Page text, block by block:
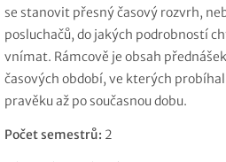
se stanovit přesný časový rozvrh,
posluchačů, do jakých podrobností
vnímat. Rámcově je obsah
časových období, ve kterých
pravěku až po současnou dobu.
Počet semestrů: 2